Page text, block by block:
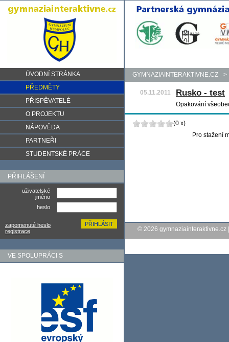
ÚVODNÍ STRÁNKA
PŘEDMĚTY
PŘISPĚVATELÉ
O PROJEKTU
NÁPOVĚDA
PARTNEŘI
STUDENTSKÉ PRÁCE
PŘIHLÁŠENÍ
uživatelské
jméno
heslo
zapomenuté heslo
registrace
VE SPOLUPRÁCI S
GYMNAZIAINTERAKTIVNE.CZ >
05.11.2011 Rusko - test
Opakování
(0 x)
Pro stažení
© 2026 gymnaziainteraktivne.cz